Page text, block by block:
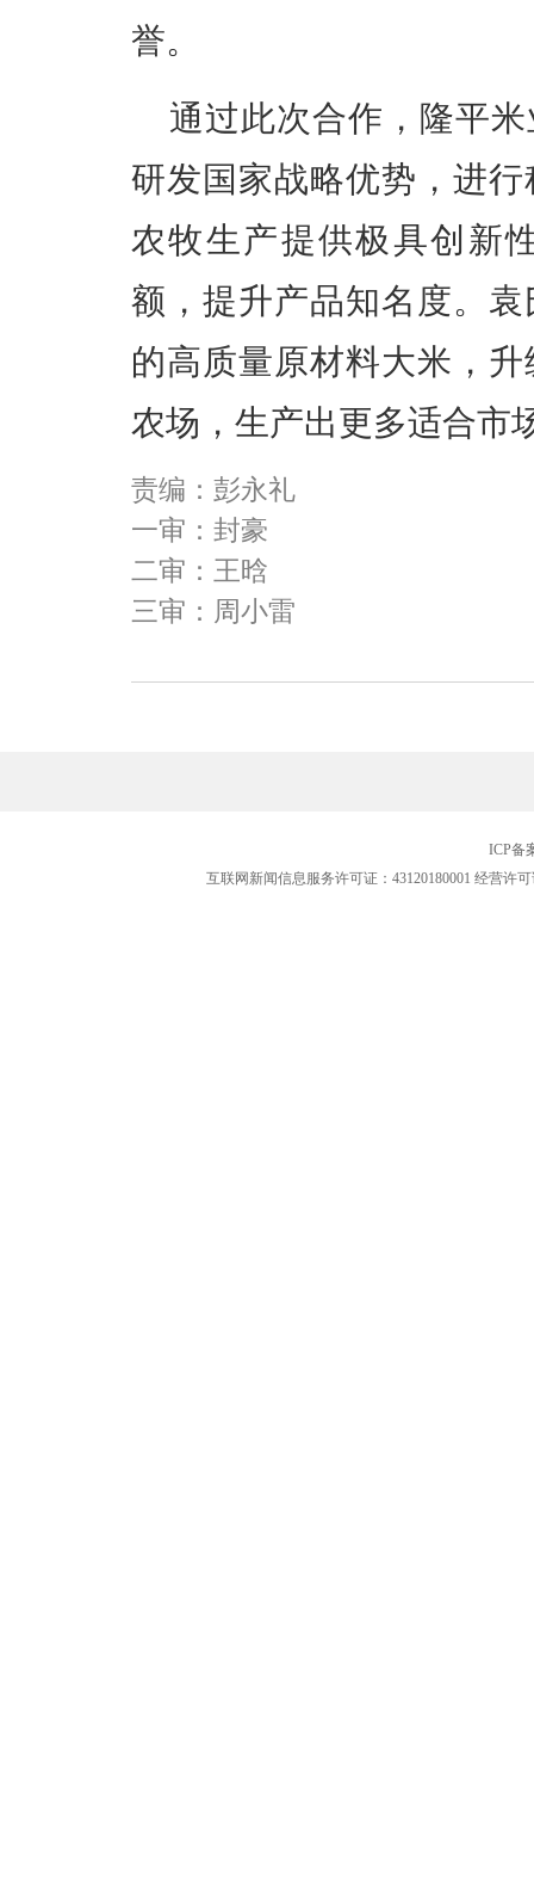
誉。
通过此次合作，隆平
研发国家战略优势，进
农牧生产提供极具创新
额，提升产品知名度。
的高质量原材料大米，
农场，生产出更多适合市
责编：彭永礼
一审：封豪
二审：王晗
三审：周小雷
ICP备
互联网新闻信息服务许可证：43120180001 经营许可